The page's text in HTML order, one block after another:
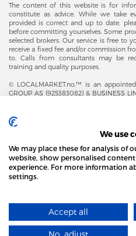
The content of this website is for
constitute as advice. While we take
provided is correct and up to date,
before committing yourselves. Some
selected brokers. Our service is free to
receive a fixed fee and/or commission
to. Calls from consultants may be
training and quality purposes.
© LOCALMARKET.no.™ is an
GROUP AS (925383082) & BUSINESS
Brønnøysundregistrene. Financial &
and subject to limited regulation by
Office Adresse: Karenslyst Alle 4, 0278
358, 0213 Oslo, Norway. Email Contact:
47 23 89 88 63 © Copyright 2016-2026
DODATKOWO OD ZESPOŁU
Designed and
STRONA LOCAL MARKET
DOWIEDZ
We use
We may place these for analysis of
website, show personalised
experience. For more information
settings.
Accept all
No, adjust